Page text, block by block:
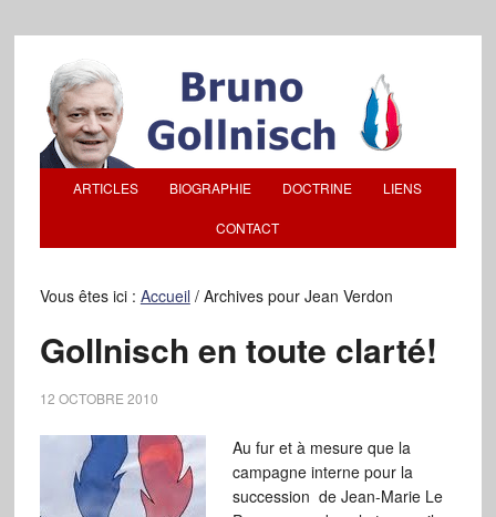
ARTICLES BIOGRAPHIE DOCTRINE LIENS
CONTACT
Vous êtes ici : Accueil /Archives pour Jean Verdon
Gollnisch en toute clarté!
12 OCTOBRE 2010
Au fur et à mesure que la
campagne interne pour la
succession de Jean-Marie Le